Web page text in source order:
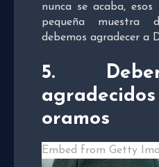
nunca se acaba,
pequeña muestra
debemos agradecer a
5.
oramos
Embed from Getty